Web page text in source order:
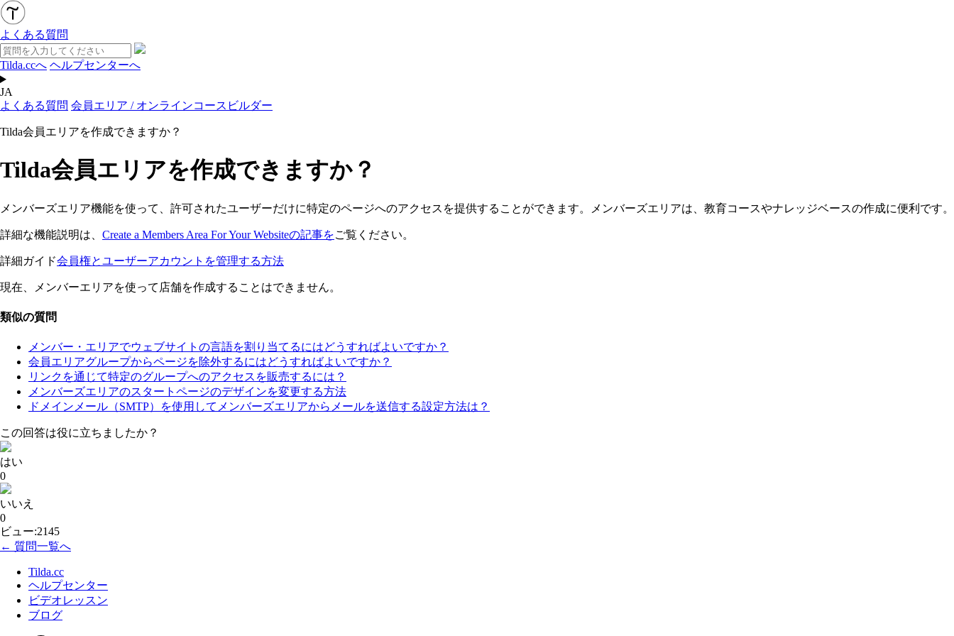
よくある質問
Tilda.ccへ ヘルプセンターへ
JA
よくある質問 会員エリア / オンラインコースビルダー
Tilda会員エリアを作成できますか？
Tilda会員エリアを作成できますか？
メンバーズエリア機能を使って、許可されたユーザーだけに特定のページへのアクセスを提供することができます。メンバーズエリアは、教育コースやナレッジベースの作成に便利です。
詳細な機能説明は、 Create a Members Area For Your Websiteの記事をご覧ください。
詳細ガイド会員権とユーザーアカウントを管理する方法
現在、メンバーエリアを使って店舗を作成することはできません。
類似の質問
メンバー・エリアでウェブサイトの言語を割り当てるにはどうすればよいですか？
会員エリアグループからページを除外するにはどうすればよいですか？
リンクを通じて特定のグループへのアクセスを販売するには？
メンバーズエリアのスタートページのデザインを変更する方法
ドメインメール（SMTP）を使用してメンバーズエリアからメールを送信する設定方法は？
この回答は役に立ちましたか？
はい
0
いいえ
0
ビュー:2145
← 質問一覧へ
Tilda.cc
ヘルプセンター
ビデオレッスン
ブログ